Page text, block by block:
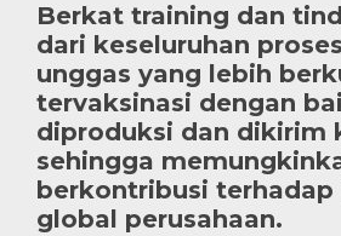
Berkat training dan
dari keseluruhan
unggas yang lebih
tervaksinasi dengan
diproduksi dan dikirim
sehingga
berkontribusi terhadap
global perusahaan.